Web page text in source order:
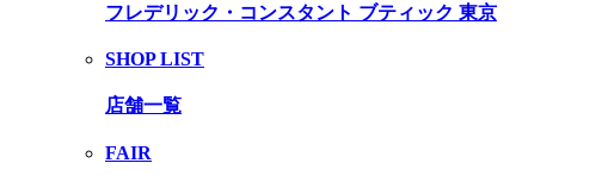
フレデリック・コンスタント ブティック 東京
SHOP LIST
店舗一覧
FAIR